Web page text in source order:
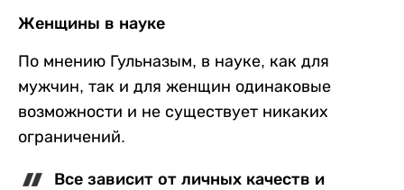
Женщины в науке
По мнению Гульназым, в науке, как для
мужчин, так и для женщин одинаковые
возможности и не существует никаких
ограничений.
Все зависит от личных качеств и